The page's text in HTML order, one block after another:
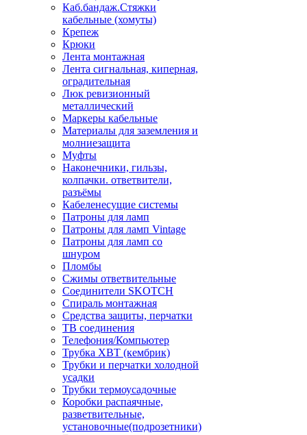
Каб.бандаж.Стяжки
кабельные (хомуты)
Крепеж
Крюки
Лента монтажная
Лента сигнальная, киперная,
оградительная
Люк ревизионный
металлический
Маркеры кабельные
Материалы для заземления и
молниезащита
Муфты
Наконечники, гильзы,
колпачки. ответвители,
разъёмы
Кабеленесущие системы
Патроны для ламп
Патроны для ламп Vintage
Патроны для ламп со
шнуром
Пломбы
Сжимы ответвительные
Соединители SKOTCH
Спираль монтажная
Средства защиты, перчатки
ТВ соединения
Телефония/Компьютер
Трубка ХВТ (кембрик)
Трубки и перчатки холодной
усадки
Трубки термоусадочные
Коробки распаячные,
разветвительные,
установочные(подрозетники)